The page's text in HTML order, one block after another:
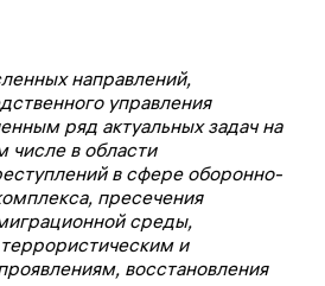
направлений,
управления
ряд актуальных задач на
числе в области
в сфере оборонно-
пресечения
среды,
и
восстановления